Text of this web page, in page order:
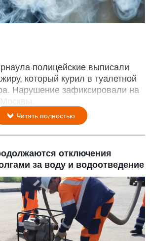
полицейские выписали
который курил в туалетной
Нарушение зафиксировали на
Читать полностью
отключения
за воду и водоотведение